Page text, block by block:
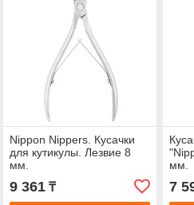
Nippon Nippers. Кусачки
для кутикулы. Лезвие 8
мм.
9 361₸
мм.
7